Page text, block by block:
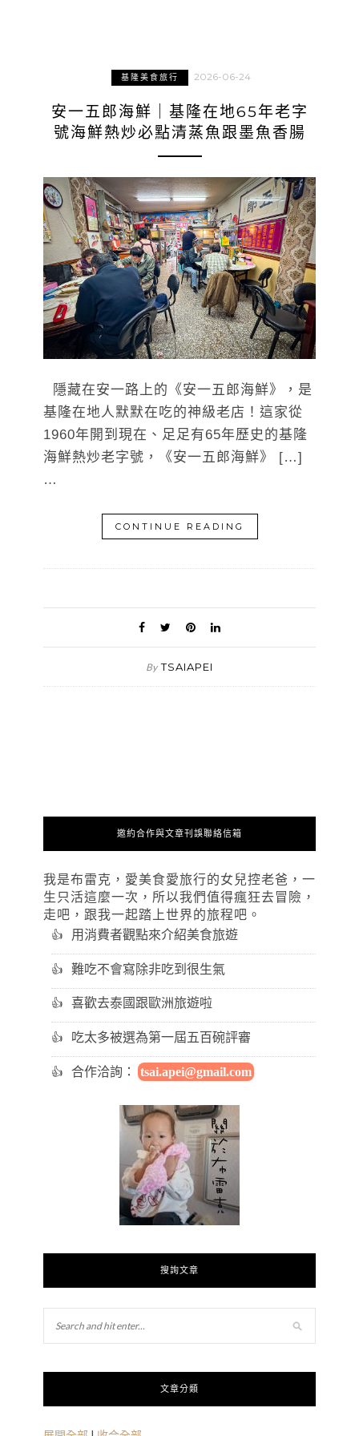
基隆美食旅行 2026-06-24
安一五郎海鮮｜基隆在地65年老字
號海鮮熱炒必點清蒸魚跟墨魚香腸
隱藏在安一路上的《安一五郎海鮮》，是
基隆在地人默默在吃的神級老店！這家從
1960年開到現在、足足有65年歷史的基隆
海鮮熱炒老字號，《安一五郎海鮮》 […]
…
CONTINUE READING
By TSAIAPEI
邀約合作與文章刊誤聯絡信箱
我是布雷克，愛美食愛旅行的女兒控老爸，一
生只活這麼一次，所以我們值得瘋狂去冒險，
走吧，跟我一起踏上世界的旅程吧。
用消費者觀點來介紹美食旅遊
難吃不會寫除非吃到很生氣
喜歡去泰國跟歐洲旅遊啦
吃太多被選為第一屆五百碗評審
合作洽詢： tsai.apei@gmail.com
搜詢文章
文章分類